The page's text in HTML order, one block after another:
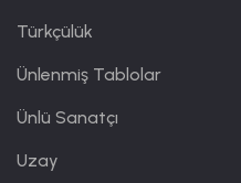
Türkçülük
Ünlenmiş Tablolar
Ünlü Sanatçı
Uzay